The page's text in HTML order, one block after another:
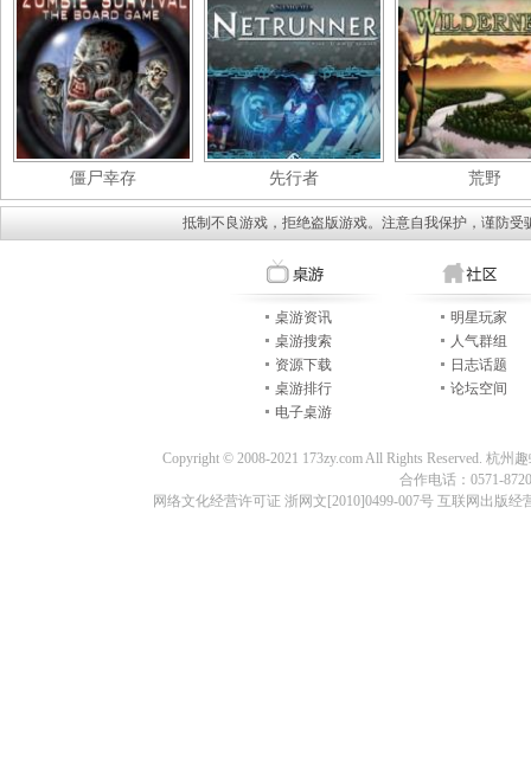
僵尸幸存 先行者 荒野
抵制不良游戏，拒绝盗版游戏。注意自我保护，谨防
桌游资讯
桌游搜索
资源下载
桌游排行
电子桌游
明星玩家
人气群组
日志话题
论坛空间
Copyright © 2008-2021 173zy.com All Rights Reserved. 杭
合作电话：0571-
网络文化经营许可证 浙网文[2010]0499-007号 互联网出版